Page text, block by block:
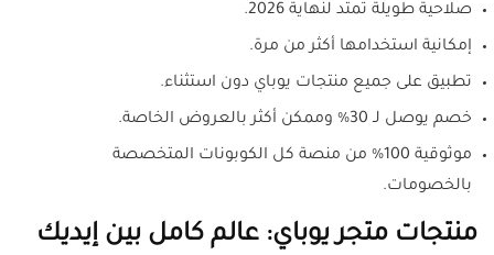
صلاحية طويلة تمتد لنهاية 2026.
إمكانية استخدامها أكثر من مرة.
تطبيق على جميع منتجات يوباي دون استثناء.
خصم يوصل لـ 30% وممكن أكثر بالعروض الخاصة.
موثوقية 100% من منصة كل الكوبونات المتخصصة
بالخصومات.
منتجات متجر يوباي: عالم كامل بين إيديك